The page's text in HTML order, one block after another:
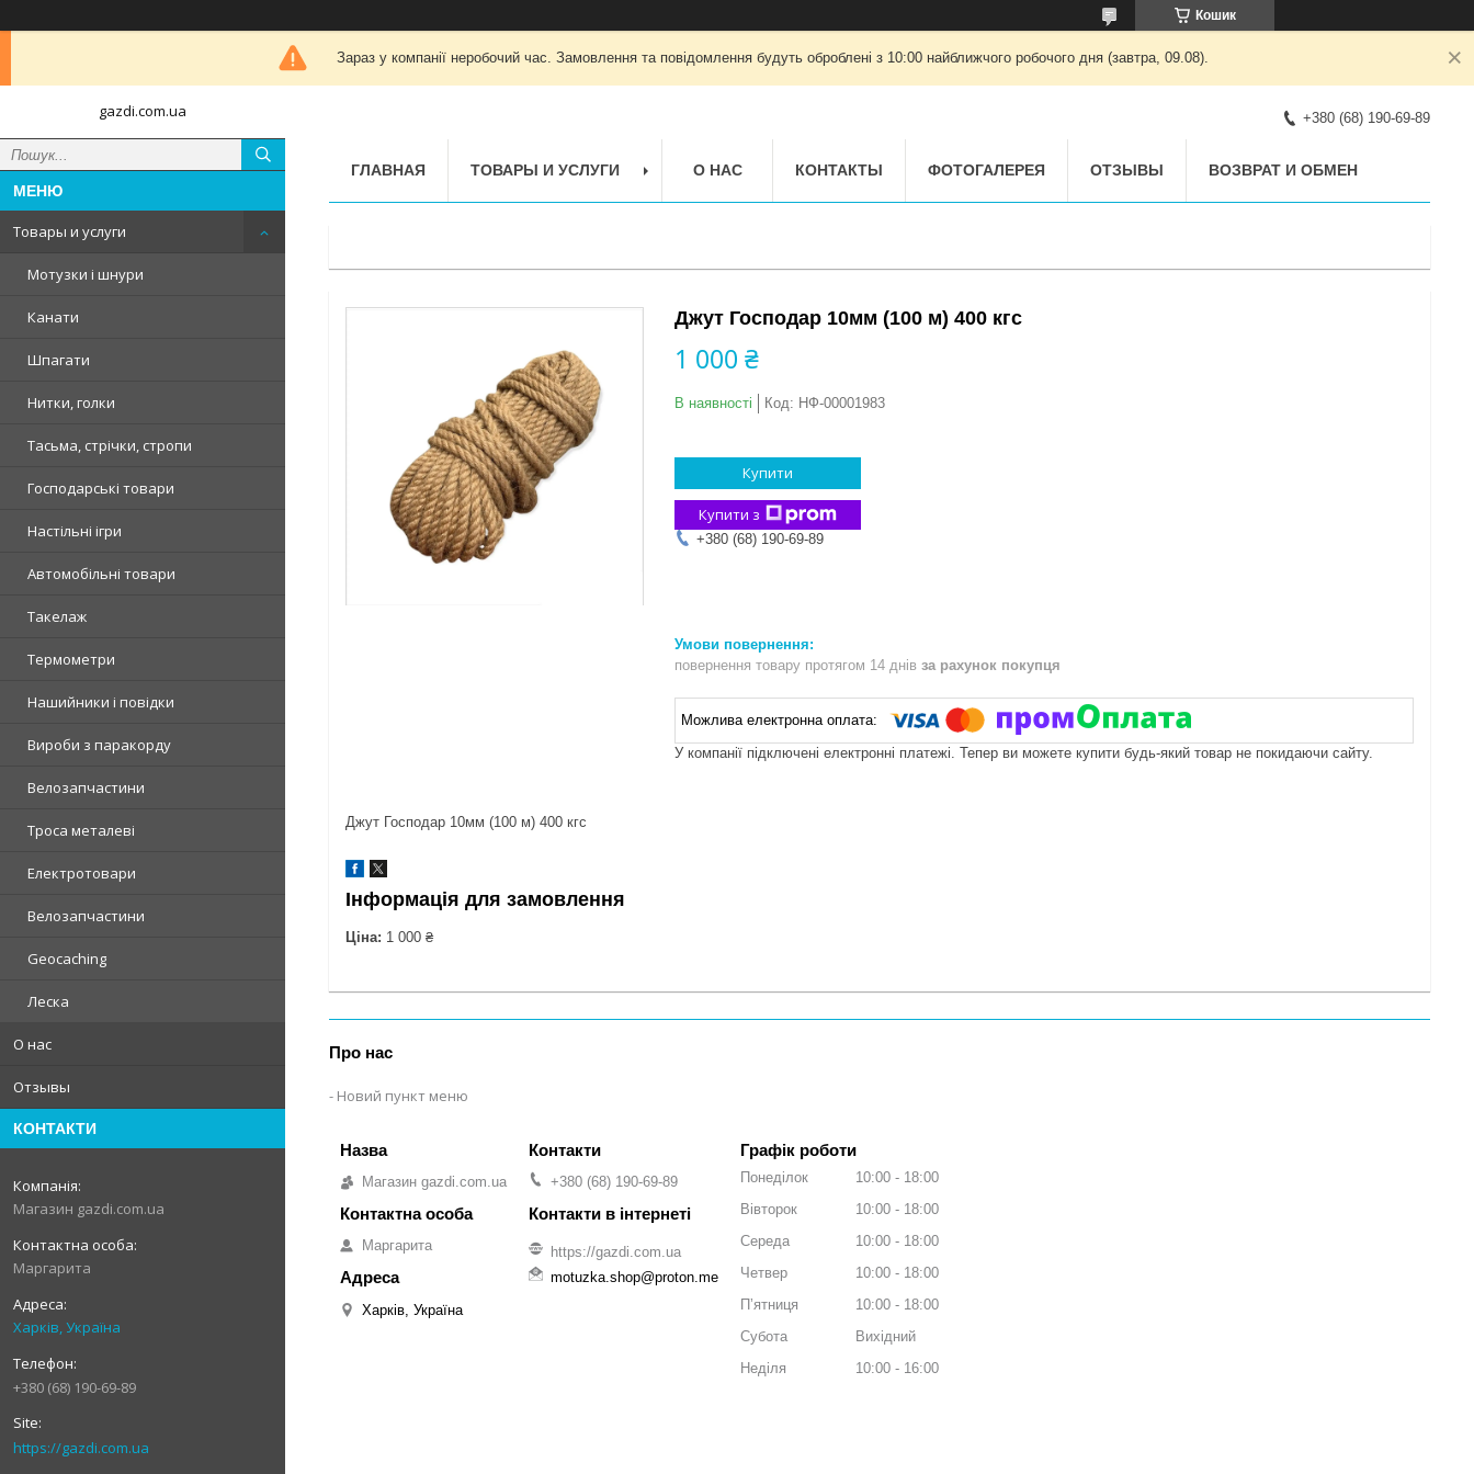
Кошик
Зараз у компанії неробочий час. Замовлення та повідомлення будуть оброблені з 10:00 найближчого робочого дня (завтра, 09.08).
gazdi.com.ua
Товары и услуги
Мотузки і шнури
Канати
Шпагати
Нитки, голки
Тасьма, стрічки, стропи
Господарські товари
Настільні ігри
Автомобільні товари
Такелаж
Термометри
Нашийники і повідки
Вироби з паракорду
Велозапчастини
Троса металеві
Електротовари
Велозапчастини
Geocaching
Леска
О нас
Отзывы
КОНТАКТИ
Магазин gazdi.com.ua
Маргарита
Харків, Україна
+380 (68) 190-69-89
https://gazdi.com.ua
+380 (68) 190-69-89
ГЛАВНАЯ ТОВАРЫ И УСЛУГИ О НАС КОНТАКТЫ ФОТОГАЛЕРЕЯ ОТЗЫВЫ ВОЗВРАТ И ОБМЕН
Джут Господар 10мм (100 м) 400 кгс
1 000 ₴
В наявності Код: НФ-00001983
Купити
Купити з
+380 (68) 190-69-89
повернення товару протягом 14 днів за рахунок покупця
У компанії підключені електронні платежі. Тепер ви можете купити будь-який товар не покидаючи сайту.
Джут Господар 10мм (100 м) 400 кгс
Інформація для замовлення
Ціна: 1 000 ₴
Про нас
Новий пункт меню
Магазин gazdi.com.ua
Маргарита
Харків, Україна
+380 (68) 190-69-89
https://gazdi.com.ua
motuzka.shop@proton.me
Графік роботи
Понеділок 10:00
18:00
Вівторок
10:00
18:00
Середа
10:00
18:00
Четвер
10:00
18:00
Пʼятниця
10:00
18:00
Субота
Вихідний
Неділя
10:00 16:00